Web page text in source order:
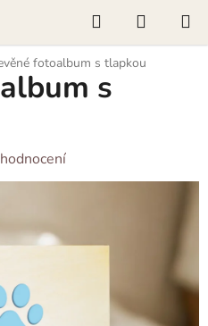
Hledat
KOŠÍK
fotoalbum s tlapkou
s